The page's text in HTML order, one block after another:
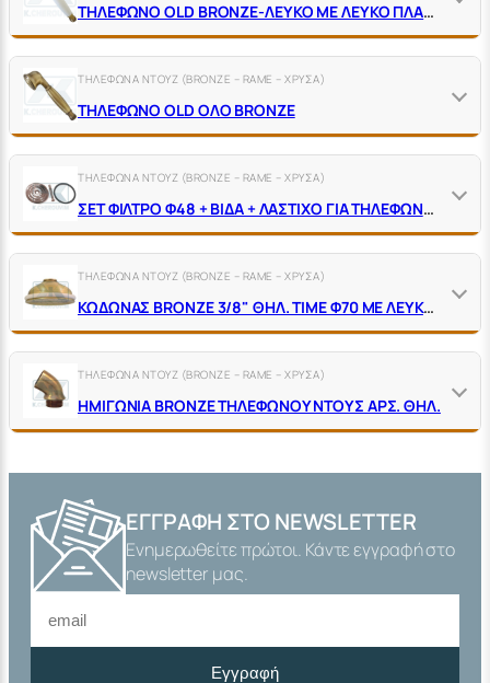
ΤΗΛΕΦΩΝΟ OLD BRONZE-ΛΕΥΚΟ ΜΕ ΛΕΥΚΟ ΠΛΑΣΤΙΚΟ ΦΙΛΤΡΟ ΝΤΟΥΖ
ΤΗΛΕΦΩΝΑ ΝΤΟΥΖ (BRONZE – RAME – ΧΡΥΣΑ)
ΤΗΛΕΦΩΝΟ OLD ΟΛΟ BRONZE
ΤΗΛΕΦΩΝΑ ΝΤΟΥΖ (BRONZE – RAME – ΧΡΥΣΑ)
ΣΕΤ ΦΙΛΤΡΟ Φ48 + ΒΙΔΑ + ΛΑΣΤΙΧΟ ΓΙΑ ΤΗΛΕΦΩΝΟ ΟLD
ΤΗΛΕΦΩΝΑ ΝΤΟΥΖ (BRONZE – RAME – ΧΡΥΣΑ)
ΚΩΔΩΝΑΣ BRONZE 3/8" ΘΗΛ. ΤΙΜΕ Φ70 ΜΕ ΛΕΥΚΟ O-RING ΠΡΟΣΤΑΣΙΑΣ
ΤΗΛΕΦΩΝΑ ΝΤΟΥΖ (BRONZE – RAME – ΧΡΥΣΑ)
ΗΜΙΓΩΝΙΑ ΒRΟΝΖΕ ΤΗΛΕΦΩΝΟΥ ΝΤΟΥΣ ΑΡΣ. ΘΗΛ.
ΕΓΓΡΑΦΉ ΣΤΟ NEWSLETTER
Ενημερωθείτε πρώτοι. Κάντε εγγραφή στο
newsletter μας.
Εγγραφή